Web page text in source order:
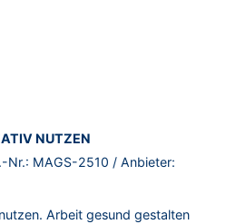
NUTZEN
Nr.: MAGS-2510 / Anbieter:
Arbeit gesund gestalten